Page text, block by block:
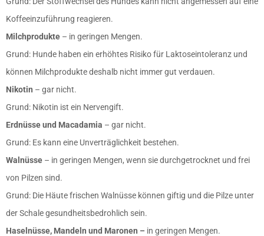
Koffeeinzuführung reagieren.
Milchprodukte – in geringen Mengen.
Grund: Hunde haben ein erhöhtes Risiko für Laktoseintoleranz und
können Milchprodukte deshalb nicht immer gut verdauen.
Nikotin – gar nicht.
Grund: Nikotin ist ein Nervengift.
Erdnüsse und Macadamia – gar nicht.
Grund: Es kann eine Unverträglichkeit bestehen.
Walnüsse – in geringen Mengen, wenn sie durchgetrocknet und frei
von Pilzen sind.
Grund: Die Häute frischen Walnüsse können giftig und die Pilze unter
der Schale gesundheitsbedrohlich sein.
Haselnüsse, Mandeln und Maronen – in geringen Mengen.